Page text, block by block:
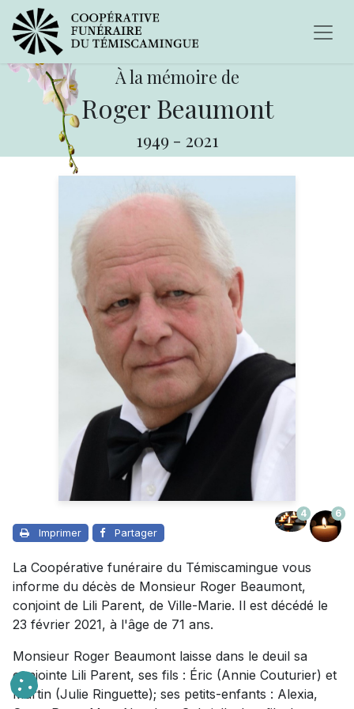
À la mémoire de
Roger Beaumont
1949 - 2021
Imprimer Partager
4 6
La Coopérative funéraire du Témiscamingue vous
informe du décès de Monsieur Roger Beaumont,
conjoint de Lili Parent, de Ville-Marie. Il est décédé le
23 février 2021, à l'âge de 71 ans.
Monsieur Roger Beaumont laisse dans le deuil sa
conjointe Lili Parent, ses fils : Éric (Annie Couturier) et
Martin (Julie Ringuette); ses petits-enfants : Alexia,